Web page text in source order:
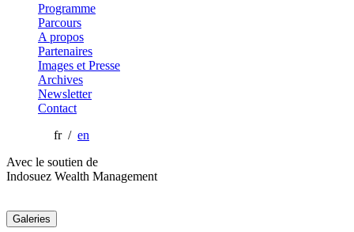
Programme
Parcours
A propos
Partenaires
Images et Presse
Archives
Newsletter
Contact
fr / en
Avec le soutien de
Indosuez Wealth Management
Galeries